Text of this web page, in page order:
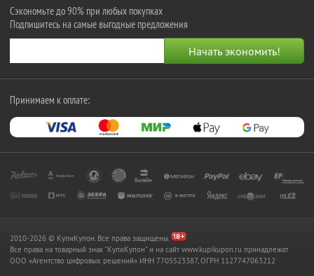
Сэкономьте до 90% при любых покупках
Подпишитесь на самые выгодные предложения
Принимаем к оплате:
2010-2026 © КупиКупон. Все права защищены.
Все права на товарный знак "КупиКупон" и на сайт www.kupikupon.ru принадлежат
OOO «Агентство цифровых решений» ИНН 7705523387, ОГРН 1127747063212